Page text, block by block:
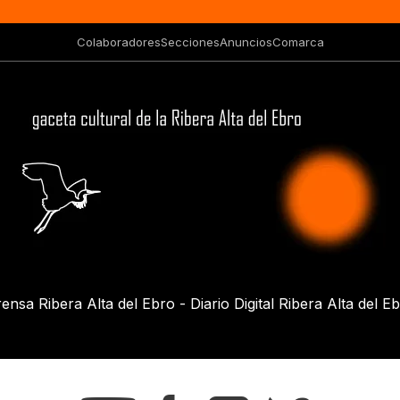
ColaboradoresSeccionesAnunciosComarca
Ribera Alta del Ebro - Diario Digital Ribera Alta del